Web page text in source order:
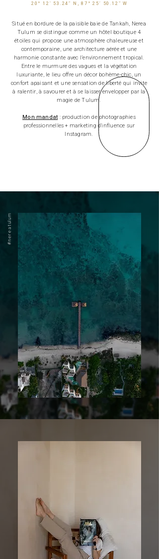
20° 12′ 53.24″ N, 87° 25′ 50.12″ W
Situé en bordure de la paisible baie de Tankah, Nerea
Tulum se distingue comme un hôtel boutique 4
étoiles qui propose une atmosphère chaleureuse et
contemporaine, une architecture aérée et une
harmonie constante avec l’environnement tropical.
Entre le murmure des vagues et la végétation
luxuriante, le lieu offre un décor bohème-chic, un
confort apaisant et une sensation de liberté qui invite
à ralentir, à savourer et à se laisser envelopper par la
magie de Tulum.
Mon mandat : production de photographies
professionnelles + marketing d'influence sur
Instagram.
#nereatulum